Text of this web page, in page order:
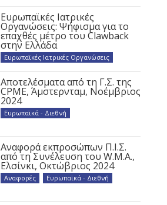
Ευρωπαϊκές Ιατρικές
Οργανώσεις: Ψήφισμα για το
επαχθές μέτρο του Clawback
στην Ελλάδα
Ευρωπαϊκές Ιατρικές Οργανώσεις
Αποτελέσματα από τη Γ.Σ. της
CPME, Άμστερνταμ, Νοέμβριος
2024
Ευρωπαϊκά - Διεθνή
Αναφορά εκπροσώπων Π.Ι.Σ.
από τη Συνέλευση του W.M.A.,
Ελσίνκι, Οκτώβριος 2024
Αναφορές Ευρωπαϊκά - Διεθνή